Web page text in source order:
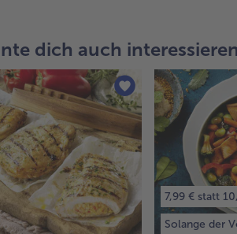
dich auch interessieren
7,99 € statt
Solange der